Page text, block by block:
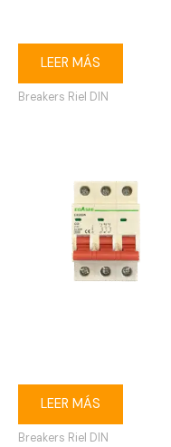
LEER MÁS
Breakers Riel DIN
LEER MÁS
Breakers Riel DIN